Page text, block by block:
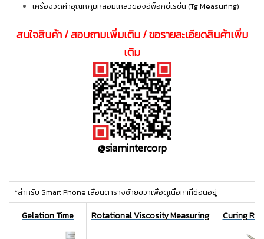
เครื่องวัดค่าอุณหภูมิหลอมเหลวของอีพ็อกซี่เรซิ่น (Tg Measuring)
สนใจสินค้า / สอบถามเพิ่มเติม / ขอรายละเอียดสินค้าเพิ่ม
เติม
@siamintercorp
*สำหรับ Smart Phone เลื่อนตารางซ้ายขวาเพื่อดูเนื้อหาที่ซ่อนอยู่
Gelation Time Rotational Viscosity Measuring Curing